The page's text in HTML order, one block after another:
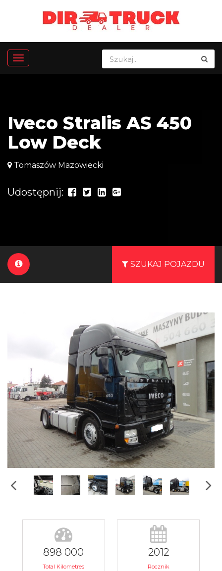
Iveco Stralis AS 450
Low Deck
Tomaszów Mazowiecki
Udostępnij:
SZUKAJ POJAZDU
898 000
Total Kilometres
2012
Rocznik